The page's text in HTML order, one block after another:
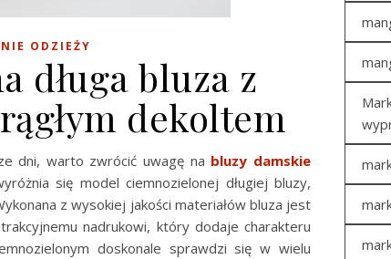
ODZIEŻY
długa bluza z
dekoltem
dni, warto zwrócić uwagę na bluzy damskie
się model ciemnozielonej długiej bluzy,
z wysokiej jakości materiałów bluza jest
nadrukowi, który dodaje charakteru
doskonale sprawdzi się w wielu